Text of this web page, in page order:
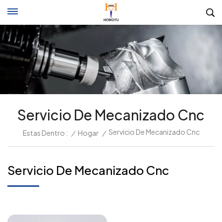
Servicio De Mecanizado Cnc
Estas Dentro : / Hogar / Servicio De Mecanizado Cnc
Servicio De Mecanizado Cnc